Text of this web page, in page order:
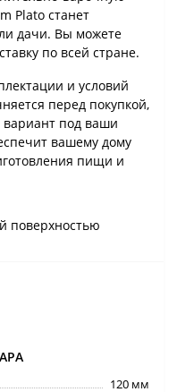
Plato станет
дачи. Вы можете
по всей стране.
и условий
перед покупкой,
под ваши
вашему дому
пищи и
поверхностью
120 мм